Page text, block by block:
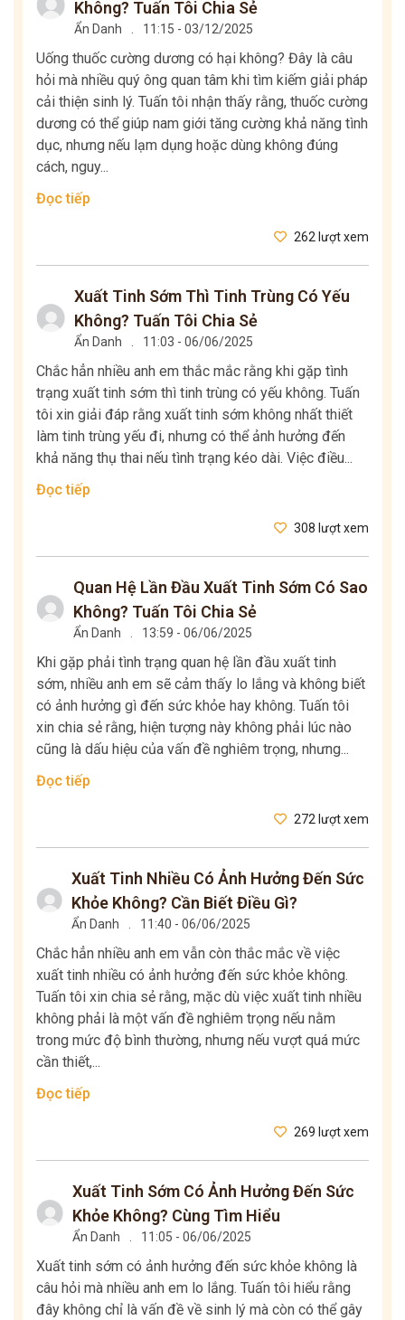
Không? Tuấn Tôi Chia Sẻ
Ẩn Danh . 11:15 - 03/12/2025
Uống thuốc cường dương có hại không? Đây là câu
hỏi mà nhiều quý ông quan tâm khi tìm kiếm giải pháp
cải thiện sinh lý. Tuấn tôi nhận thấy rằng, thuốc cường
dương có thể giúp nam giới tăng cường khả năng tình
dục, nhưng nếu lạm dụng hoặc dùng không đúng
cách, nguy...
Đọc tiếp
262 lượt xem
Xuất Tinh Sớm Thì Tinh Trùng Có Yếu
Không? Tuấn Tôi Chia Sẻ
Ẩn Danh . 11:03 - 06/06/2025
Chắc hẳn nhiều anh em thắc mắc rằng khi gặp tình
trạng xuất tinh sớm thì tinh trùng có yếu không. Tuấn
tôi xin giải đáp rằng xuất tinh sớm không nhất thiết
làm tinh trùng yếu đi, nhưng có thể ảnh hưởng đến
khả năng thụ thai nếu tình trạng kéo dài. Việc điều...
Đọc tiếp
308 lượt xem
Quan Hệ Lần Đầu Xuất Tinh Sớm Có Sao
Không? Tuấn Tôi Chia Sẻ
Ẩn Danh . 13:59 - 06/06/2025
Khi gặp phải tình trạng quan hệ lần đầu xuất tinh
sớm, nhiều anh em sẽ cảm thấy lo lắng và không biết
có ảnh hưởng gì đến sức khỏe hay không. Tuấn tôi
xin chia sẻ rằng, hiện tượng này không phải lúc nào
cũng là dấu hiệu của vấn đề nghiêm trọng, nhưng...
Đọc tiếp
272 lượt xem
Xuất Tinh Nhiều Có Ảnh Hưởng Đến Sức
Khỏe Không? Cần Biết Điều Gì?
Ẩn Danh . 11:40 - 06/06/2025
Chắc hẳn nhiều anh em vẫn còn thắc mắc về việc
xuất tinh nhiều có ảnh hưởng đến sức khỏe không.
Tuấn tôi xin chia sẻ rằng, mặc dù việc xuất tinh nhiều
không phải là một vấn đề nghiêm trọng nếu nằm
trong mức độ bình thường, nhưng nếu vượt quá mức
cần thiết,...
Đọc tiếp
269 lượt xem
Xuất Tinh Sớm Có Ảnh Hưởng Đến Sức
Khỏe Không? Cùng Tìm Hiểu
Ẩn Danh . 11:05 - 06/06/2025
Xuất tinh sớm có ảnh hưởng đến sức khỏe không là
câu hỏi mà nhiều anh em lo lắng. Tuấn tôi hiểu rằng
đây không chỉ là vấn đề về sinh lý mà còn có thể gây